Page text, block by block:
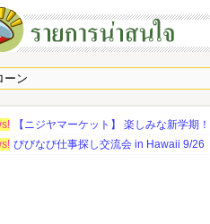
【ニジヤマーケット】 楽しみな新学期
びびなび仕事探し交流会 in Hawaii 9/26